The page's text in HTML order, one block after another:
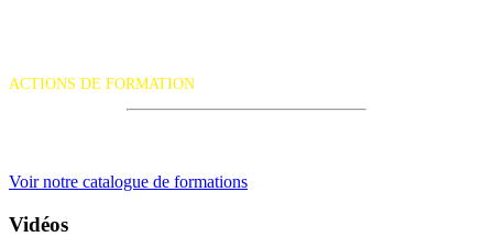
ACTIONS DE FORMATION
Voir notre catalogue de formations
Vidéos